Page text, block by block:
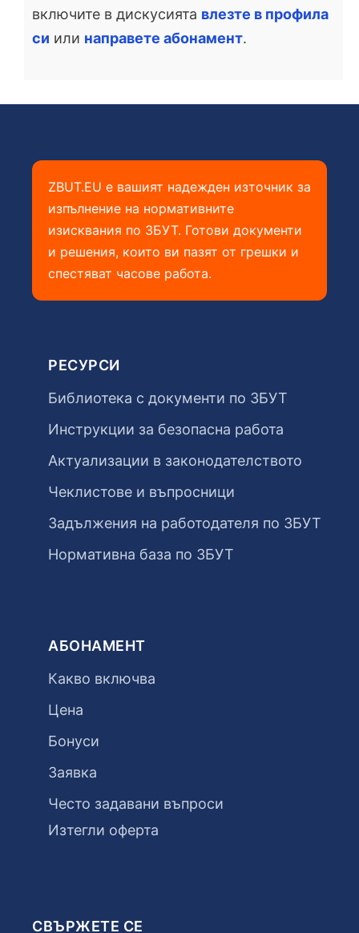
включите в дискусията влезте в профила
си или направете абонамент.
ZBUT.EU е вашият надежден източник за
изпълнение на нормативните
изисквания по ЗБУТ. Готови документи
и решения, които ви пазят от грешки и
спестяват часове работа.
РЕСУРСИ
Библиотека с документи по ЗБУТ
Инструкции за безопасна работа
Актуализации в законодателството
Чеклистове и въпросници
Задължения на работодателя по ЗБУТ
Нормативна база по ЗБУТ
АБОНАМЕНТ
Какво включва
Цена
Бонуси
Заявка
Често задавани въпроси
Изтегли оферта
СВЪРЖЕТЕ СЕ